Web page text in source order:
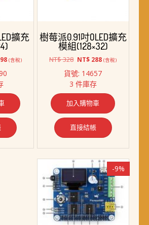
樹莓派0.91吋OLED擴充
模組(128×32)
NT$328 原
價
格：
NT$ 328。
NT$ 288目
NT$ 288。
(含稅)
貨號: 14657
3 件庫存
加入購物車
直接結帳
擴充
。
目
價
NT$ 398。
(含稅)
-9%